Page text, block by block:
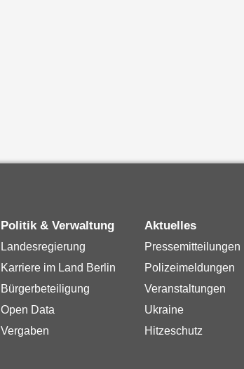
Politik & Verwaltung
Landesregierung
Karriere im Land Berlin
Bürgerbeteiligung
Open Data
Vergaben
Aktuelles
Pressemitteilungen
Polizeimeldungen
Veranstaltungen
Ukraine
Hitzeschutz